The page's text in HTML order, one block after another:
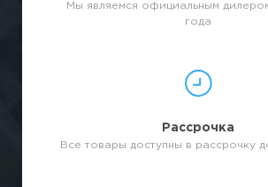
Мы являемся официальным
года
Рассрочка
Все товары доступны в рассрочку